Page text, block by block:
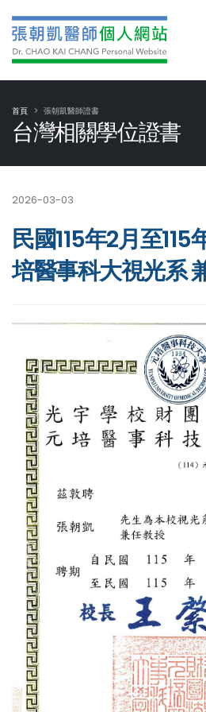
台灣相關學位證書
首頁 張朝凱醫師證書
2026-03-03
民國115年2月至
培醫事科大視光系